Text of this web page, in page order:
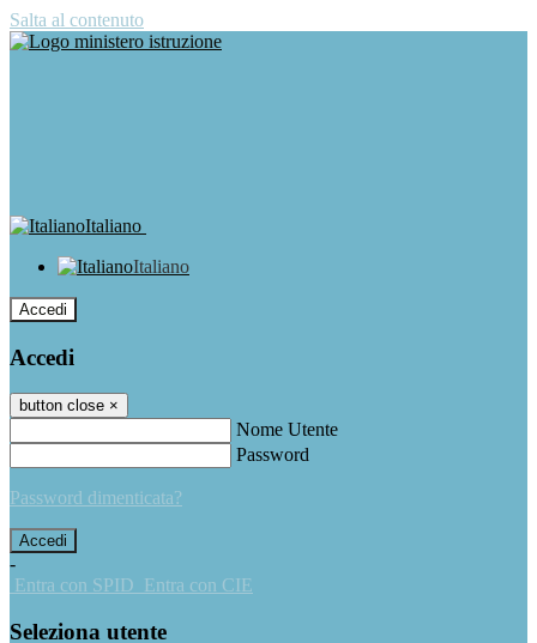
Salta al contenuto
Italiano
Italiano
Accedi
Accedi
button close ×
Nome Utente
Password
Password dimenticata?
-
Entra con SPID Entra con CIE
Seleziona utente